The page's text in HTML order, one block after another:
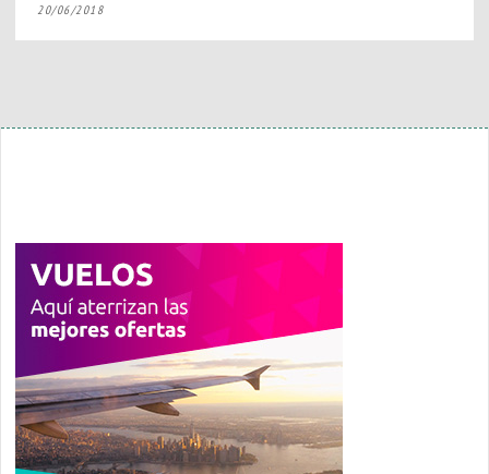
20/06/2018